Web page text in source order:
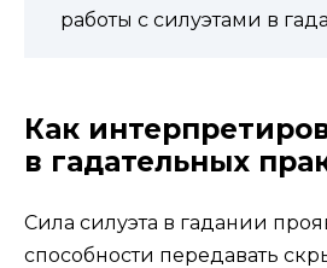
работы с силуэтами в
Как
в гадательных
Сила силуэта в гадании
способности передавать